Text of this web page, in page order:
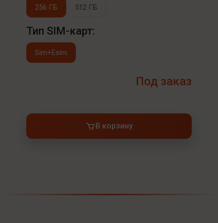
256 ГБ 512 ГБ
Тип SIM-карт:
Sim+Esim
Под заказ
В корзину